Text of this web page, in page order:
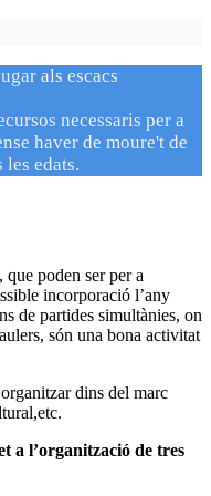
als escacs
necessaris per a
haver de moure't de
edats.
que poden ser per a
incorporació l’any
de partides simultànies, on
són una bona activitat
dins del marc
a l’organització de tres